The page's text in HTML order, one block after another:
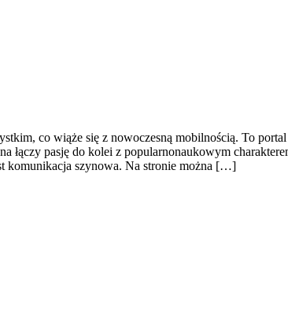
co wiąże się z nowoczesną mobilnością. To
pasję do kolei z popularnonaukowym
komunikacja szynowa. Na stronie można […]